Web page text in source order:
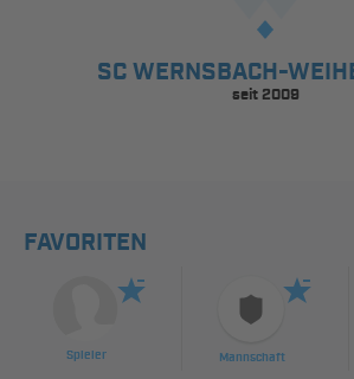
SC WERNSBACH-
seit 2009
FAVORITEN
Spieler Mannschaft